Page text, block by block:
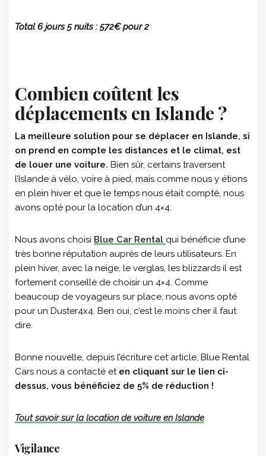
Total 6 jours 5 nuits : 572€ pour 2
Combien coûtent les
déplacements en Islande ?
La meilleure solution pour se déplacer en Islande, si
on prend en compte les distances et le climat, est
de louer une voiture. Bien sûr, certains traversent
l’Islande à vélo, voire à pied, mais comme nous y étions
en plein hiver et que le temps nous était compté, nous
avons opté pour la location d’un 4×4.
Nous avons choisi Blue Car Rental qui bénéficie d’une
très bonne réputation auprès de leurs utilisateurs. En
plein hiver, avec la neige, le verglas, les blizzards il est
fortement conseillé de choisir un 4×4. Comme
beaucoup de voyageurs sur place, nous avons opté
pour un Duster4x4. Ben oui, c’est le moins cher il faut
dire.
Bonne nouvelle, depuis l’écriture cet article, Blue Rental
Cars nous a contacté et en cliquant sur le lien ci-
dessus, vous bénéficiez de 5% de réduction !
Tout savoir sur la location de voiture en Islande
Vigilance